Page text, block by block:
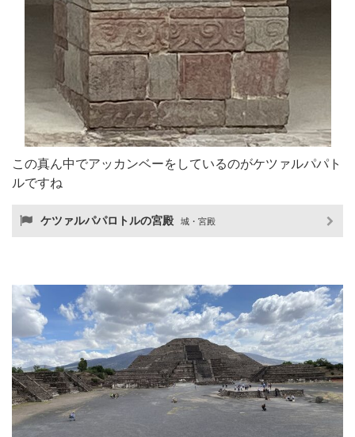
この真ん中でアッカンベーをしているのがケツァルパパト
ルですね
ケツァルパパロトルの宮殿 城・宮殿